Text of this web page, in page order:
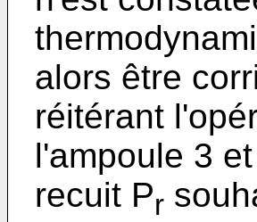
alors être
réitérant
l'ampoule 3
recuit Pr